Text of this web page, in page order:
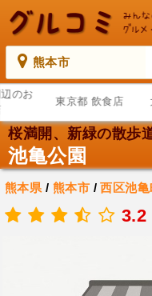
熊本市
のお
東京都 飲食店
桜満開、新緑の散歩
池亀公園
熊本県 / 熊本市 /西区池
3.2